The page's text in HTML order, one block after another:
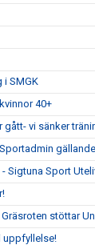
i SMGK
40+
gått- vi sänker
Sigtuna Sport
stöttar
uppfyllelse!